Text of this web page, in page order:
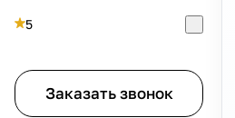
5
Заказать звонок